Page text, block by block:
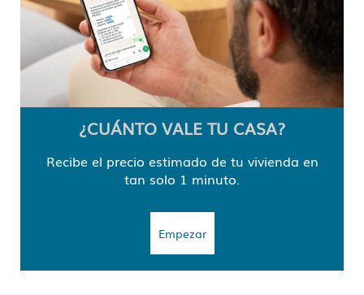
¿CUÁNTO VALE TU CASA?
Recibe el precio estimado de tu vivienda en
tan solo 1 minuto.
Empezar